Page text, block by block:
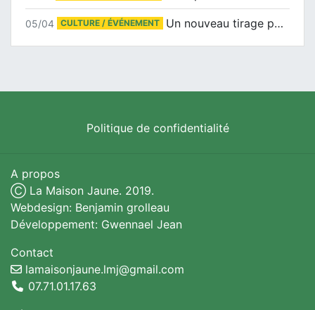
05/04 CULTURE / ÉVÉNEMENT Un nouveau tirage pour le Docu-BD
Politique de confidentialité
A propos
Ⓒ La Maison Jaune. 2019.
Webdesign: Benjamin grolleau
Développement: Gwennael Jean
Contact
lamaisonjaune.lmj@gmail.com
07.71.01.17.63